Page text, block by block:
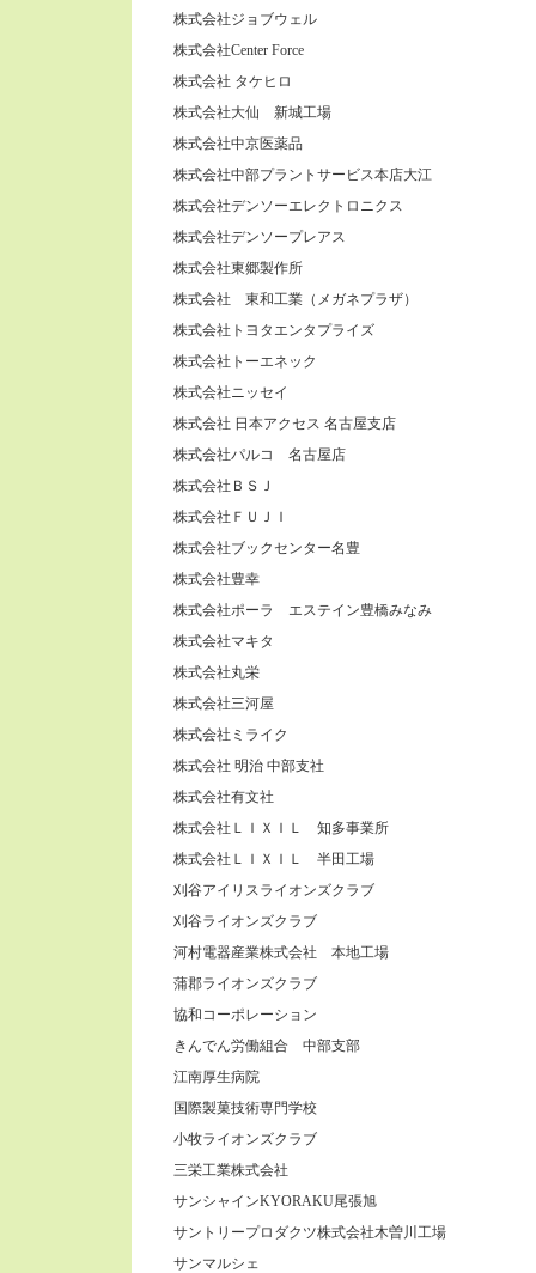
株式会社ジョブウェル
株式会社Center Force
株式会社 タケヒロ
株式会社大仙 新城工場
株式会社中京医薬品
株式会社中部プラントサービス本店大江
株式会社デンソーエレクトロニクス
株式会社デンソープレアス
株式会社東郷製作所
株式会社 東和工業（メガネプラザ）
株式会社トヨタエンタプライズ
株式会社トーエネック
株式会社ニッセイ
株式会社 日本アクセス 名古屋支店
株式会社パルコ 名古屋店
株式会社ＢＳＪ
株式会社ＦＵＪＩ
株式会社ブックセンター名豊
株式会社豊幸
株式会社ポーラ エステイン豊橋みなみ
株式会社マキタ
株式会社丸栄
株式会社三河屋
株式会社ミライク
株式会社 明治 中部支社
株式会社有文社
株式会社ＬＩＸＩＬ 知多事業所
株式会社ＬＩＸＩＬ 半田工場
刈谷アイリスライオンズクラブ
刈谷ライオンズクラブ
河村電器産業株式会社 本地工場
蒲郡ライオンズクラブ
協和コーポレーション
きんでん労働組合 中部支部
江南厚生病院
国際製菓技術専門学校
小牧ライオンズクラブ
三栄工業株式会社
サンシャインKYORAKU尾張旭
サントリープロダクツ株式会社木曽川工場
サンマルシェ